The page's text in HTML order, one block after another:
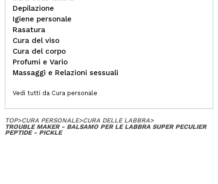
Depilazione
Igiene personale
Rasatura
Cura del viso
Cura del corpo
Profumi e Vario
Massaggi e Relazioni sessuali
Vedi tutti da Cura personale
TOP>CURA PERSONALE>CURA DELLE LABBRA>
TROUBLE MAKER - BALSAMO PER LE LABBRA SUPER PECULIER
PEPTIDE - PICKLE